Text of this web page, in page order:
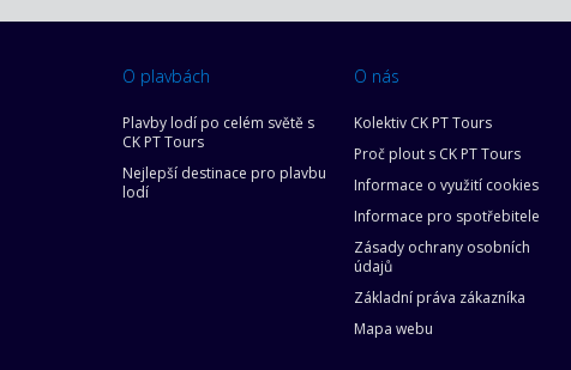
O plavbách
Plavby lodí po celém světě s
CK PT Tours
Nejlepší destinace pro plavbu
lodí
O nás
Kolektiv CK PT Tours
Proč plout s CK PT Tours
Informace o využití cookies
Informace pro spotřebitele
Zásady ochrany osobních
údajů
Základní práva zákazníka
Mapa webu